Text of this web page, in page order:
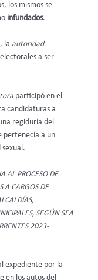
los mismos se
infundados.
, la autoridad
a ser
participó en el
candidaturas a
regiduría del
pertenecía a un
AL PROCESO DE
A CARGOS DE
SEGÚN SEA
2023-
expediente por la
en los autos del